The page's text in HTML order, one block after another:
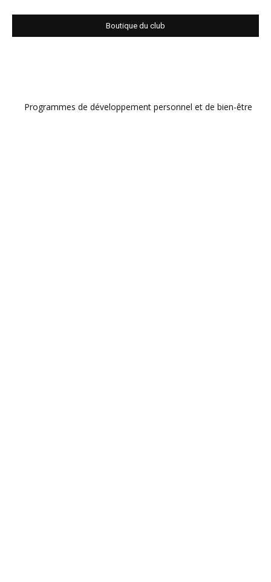
Boutique du club
Programmes de développement personnel et de bien-être